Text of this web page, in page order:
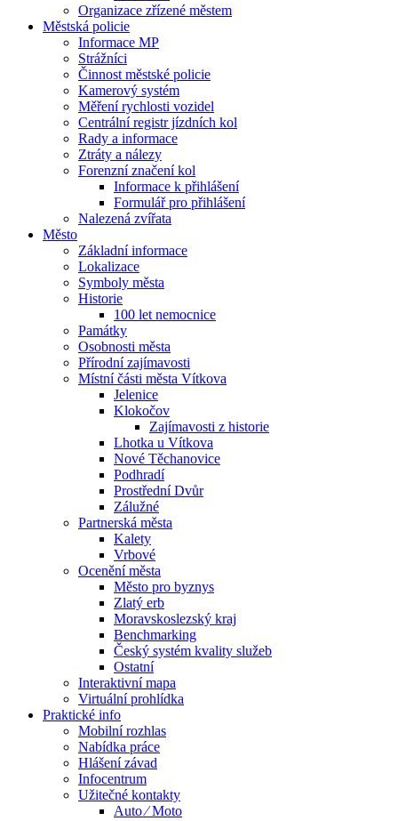
Organizace zřízené městem
Městská policie
Informace MP
Strážníci
Činnost městské policie
Kamerový systém
Měření rychlosti vozidel
Centrální registr jízdních kol
Rady a informace
Ztráty a nálezy
Forenzní značení kol
Informace k přihlášení
Formulář pro přihlášení
Nalezená zvířata
Město
Základní informace
Lokalizace
Symboly města
Historie
100 let nemocnice
Památky
Osobnosti města
Přírodní zajímavosti
Místní části města Vítkova
Jelenice
Klokočov
Zajímavosti z historie
Lhotka u Vítkova
Nové Těchanovice
Podhradí
Prostřední Dvůr
Zálužné
Partnerská města
Kalety
Vrbové
Ocenění města
Město pro byznys
Zlatý erb
Moravskoslezský kraj
Benchmarking
Český systém kvality služeb
Ostatní
Interaktivní mapa
Virtuální prohlídka
Praktické info
Mobilní rozhlas
Nabídka práce
Hlášení závad
Infocentrum
Užitečné kontakty
Auto ⁄ Moto